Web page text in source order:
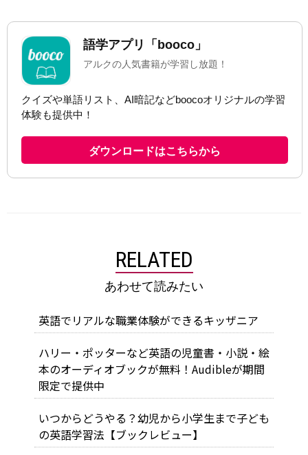
RELATED
あわせて読みたい
英語でリアルな職業体験ができるキッザニア
ハリー・ポッターなど英語の児童書・小説・絵
本のオーディオブックが無料！Audibleが期間
限定で提供中
いつからどうやる？幼児から小学生まで子ども
の英語学習法【ブックレビュー】